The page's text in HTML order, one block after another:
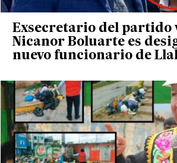
Exsecretario del partido
Nicanor Boluarte es
nuevo funcionario de